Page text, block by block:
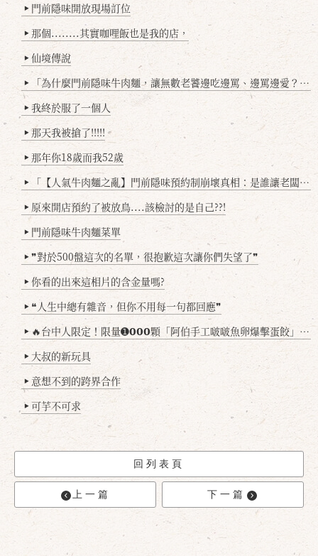
▶ 門前隱味開放現場訂位
▶ 那個........其實咖哩飯也是我的店，
▶ 仙境傳說
▶ 「為什麼門前隱味牛肉麵，讓無數老饕邊吃邊罵、邊罵邊愛？小辣雞揭密！」
▶ 我終於服了一個人
▶ 那天我被搶了!!!!!
▶ 那年你18歲而我52歲
▶ 「【人氣牛肉麵之亂】門前隱味預約制崩壞真相：是誰讓老闆心灰意冷？」
▶ 原來開店預約了被放鳥....該檢討的是自己??!
▶ 門前隱味牛肉麵菜單
▶ ❞對於500盤這次的名單，很抱歉這次讓你們失望了❞
▶ 你看的出來這相片的含金量嗎?
▶ ❝人生中總有雜音，但你不用每一句都回應❞
▶ 🔥台中人限定！限量➊𝟬𝟬𝟬顆「阿伯手工啵啵魚卵爆擊蛋餃」台北已被搶爆2萬顆，最後名額門前隱味只留給你！🥟💥
▶ 大叔的新玩具
▶ 意想不到的跨界合作
▶ 可芋不可求
回列表頁
上一篇 下一篇